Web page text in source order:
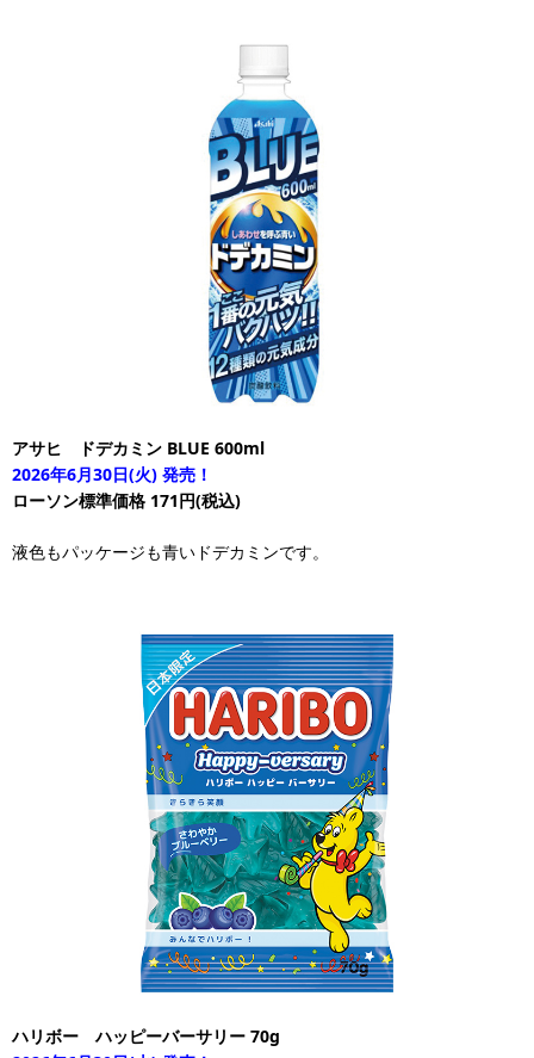
アサヒ ドデカミン BLUE 600ml
2026年6月30日(火) 発売！
ローソン標準価格 171円(税込)
液色もパッケージも青いドデカミンです。
ハリボー ハッピーバーサリー 70g